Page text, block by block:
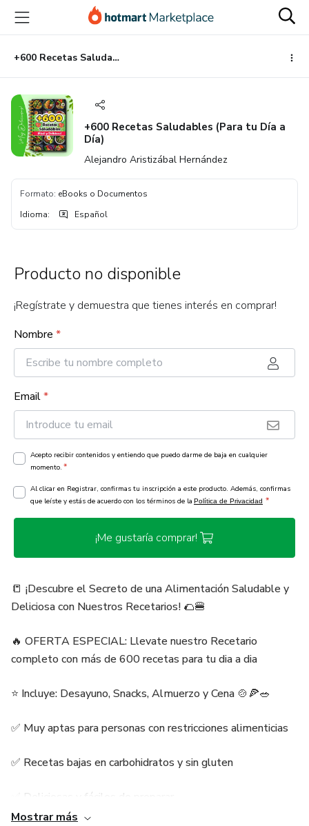
principal
página
de
página
+600 Recetas Saludables (Para tu Día a Día)
+600 Recetas Saludables (Para tu Día a
Día)
Alejandro Aristizábal Hernández
Formato: eBooks o Documentos
Idioma: Español
Producto no disponible
¡Regístrate y demuestra que tienes interés en comprar!
Nombre *
Email*
Acepto recibir contenidos y entiendo que puedo darme de baja en cualquier
momento. *
Al clicar en Registrar, confirmas tu inscripción a este producto. Además, confirmas
que leíste y estás de acuerdo con los términos de la Política de Privacidad *
¡Me gustaría comprar!
📒 ¡Descubre el Secreto de una Alimentación Saludable y
Deliciosa con Nuestros Recetarios! 🌮🍔
🔥 OFERTA ESPECIAL: Llevate nuestro Recetario
completo con más de 600 recetas para tu dia a dia
⭐ Incluye: Desayuno, Snacks, Almuerzo y Cena 🍲🍕🥗
✅ Muy aptas para personas con restricciones alimenticias
✅ Recetas bajas en carbohidratos y sin gluten
✅ Deliciosas y fáciles de preparar
Mostrar más